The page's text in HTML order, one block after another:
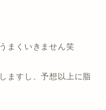
まくいきません笑
ますし、予想以上に脂